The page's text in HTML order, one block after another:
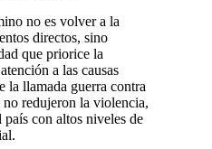
no es volver a la
directos, sino
que priorice la
a las causas
la llamada guerra contra
redujeron la violencia,
con altos niveles de